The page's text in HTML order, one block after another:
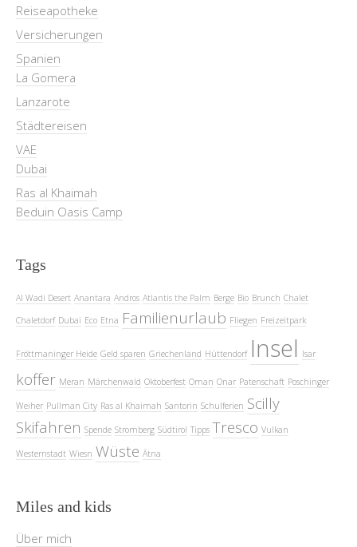
Reiseapotheke
Versicherungen
Spanien
La Gomera
Lanzarote
Städtereisen
VAE
Dubai
Ras al Khaimah
Beduin Oasis Camp
Tags
Al Wadi Desert Anantara Andros Atlantis the Palm Berge Bio Brunch Chalet
Chaletdorf Dubai Eco Etna Familienurlaub Fliegen Freizeitpark
Fröttmaninger Heide Geld sparen Griechenland Hüttendorf Insel Isar
koffer Meran Märchenwald Oktoberfest Oman Onar Patenschaft Poschinger
Weiher Pullman City Ras al Khaimah Santorin Schulferien Scilly
Skifahren Spende Stromberg Südtirol Tipps Tresco Vulkan
Westernstadt Wiesn Wüste Ätna
Miles and kids
Über mich